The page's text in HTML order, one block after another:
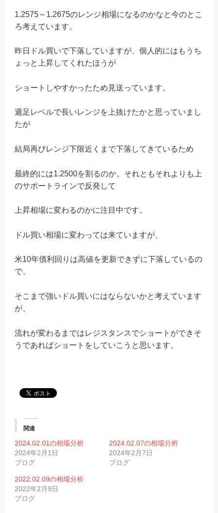
1.2575～1.2675のレンジ相場になるのかなと今のとこ
ろ考えています。
昨日ドル買いで下落していますが、個人的にはもうち
ょっと上昇してくれたほうが
ショートしやすかったため見送っています。
週足レベルで長いレンジを上抜けたかと思っていまし
たが
結局再びレンジ下限近くまで下落してきているため
最終的には1.2500を割るのか。それともそれよりも上
のサポートラインで反発して
上昇相場に変わるのかに注目中です。
ドル買い相場に変わっては来ていますが、
米10年債利回りは高値を更新できずに下落しているの
で、
そこまで強いドル買いにはならないかと考えています
が、
流れが変わるまではレジスタンスでショートができそ
うであればショートをしていこうと思います。
関連
2024.02.01の相場分析
2024年2月1日
ブログ
2024.02.07の相場分析
2024年2月7日
ブログ
2022.02.09の相場分析
2022年2月9日
ブログ